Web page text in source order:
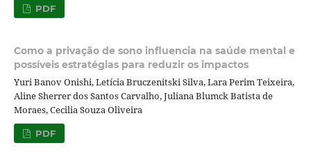
PDF
Como a privação de sono influencia na saúde mental e
possíveis estratégias para reduzir os impactos
Yuri Banov Onishi, Letícia Bruczenitski Silva, Lara Perim Teixeira,
Aline Sherrer dos Santos Carvalho, Juliana Blumck Batista de
Moraes, Cecilia Souza Oliveira
PDF